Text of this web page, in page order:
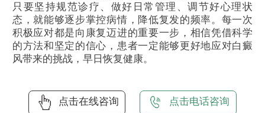
只要坚持规范诊疗、做好日常管理、调节好心理状
态，就能够逐步掌控病情，降低复发的频率。每一次
积极应对都是向康复迈进的重要一步，相信凭借科学
的方法和坚定的信心，患者一定能够更好地应对白癜
风带来的挑战，早日恢复健康。
点击在线咨询 点击电话咨询